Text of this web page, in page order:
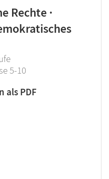
Rechte ·
5-10
als PDF